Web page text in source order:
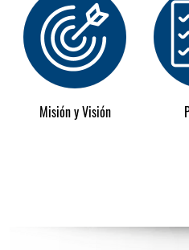
Misión y Visión